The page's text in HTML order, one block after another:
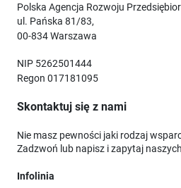
Polska Agencja Rozwoju
ul. Pańska 81/83,
00-834 Warszawa
NIP 5262501444
Regon 017181095
Skontaktuj się z nami
Nie masz pewności jaki rodzaj
Zadzwoń lub napisz i zapytaj
Infolinia